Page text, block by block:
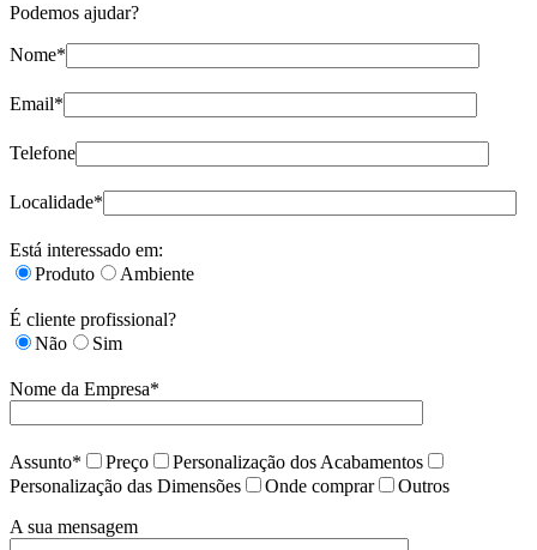
Podemos ajudar?
Nome*
Email*
Telefone
Localidade*
Está interessado em:
Produto
Ambiente
É cliente profissional?
Não
Sim
Nome da Empresa*
Assunto* Preço
Personalização dos Acabamentos
Personalização das Dimensões
Onde comprar
Outros
A sua mensagem